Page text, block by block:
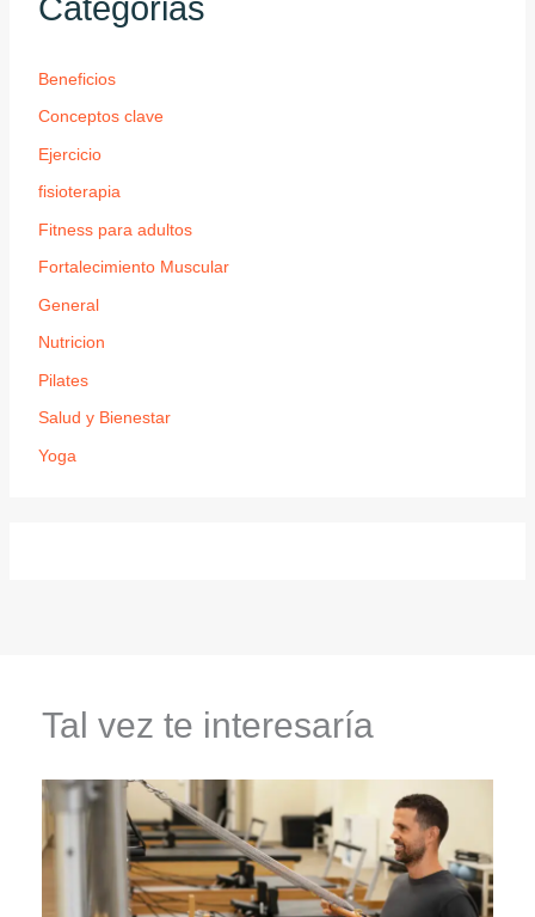
Categorias
Beneficios
Conceptos clave
Ejercicio
fisioterapia
Fitness para adultos
Fortalecimiento Muscular
General
Nutricion
Pilates
Salud y Bienestar
Yoga
Tal vez te interesaría